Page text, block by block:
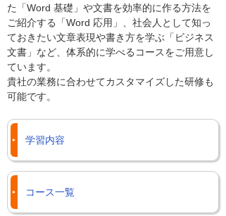
た「Word 基礎」や文書を効率的に作る方法を
ご紹介する「Word 応用」、社会人として知っ
ておきたい文章表現や書き方を学ぶ「ビジネス
文書」など、体系的に学べるコースをご用意し
ています。
貴社の業務に合わせてカスタマイズした研修も
可能です。
学習内容
コース一覧